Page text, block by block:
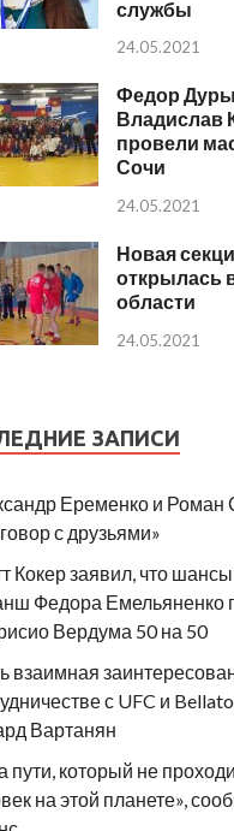
службы
24.05.2021
Федор
Владислав
провели
Сочи
24.05.2021
Новая
открылась
области
24.05.2021
ЗАПИСИ
Еременко и Роман
с друзьями»
Кокер заявил, что
Федора Емельяненко
Вердума 50 на 50
взаимная
с UFC и
Вартанян
пути, который не
на этой планете»,